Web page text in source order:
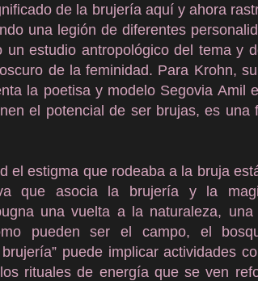
de la brujería aquí y ahora
una legión de diferentes
estudio antropológico del tema y
de la feminidad. Para Krohn,
la poetisa y modelo Segovia Amil
el potencial de ser brujas, es una
el estigma que rodeaba a la bruja
que asocia la brujería y la
una vuelta a la naturaleza,
pueden ser el campo, el
puede implicar actividades
rituales de energía que se ven